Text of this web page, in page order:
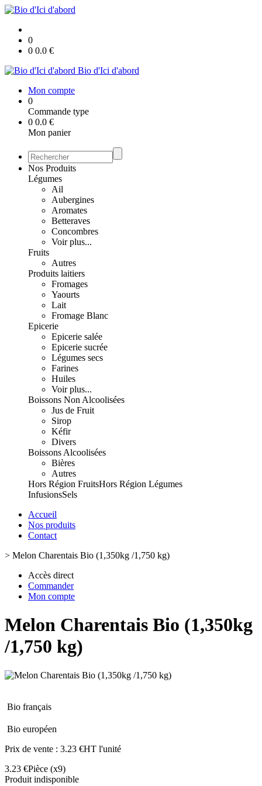
0
0 0.0 €
Bio d'Ici d'abord
Mon compte
0
Commande type
0 0.0 €
Mon panier
Nos Produits
Légumes
Ail
Aubergines
Aromates
Betteraves
Concombres
Voir plus...
Fruits
Autres
Produits laitiers
Fromages
Yaourts
Lait
Fromage Blanc
Epicerie
Epicerie salée
Epicerie sucrée
Légumes secs
Farines
Huiles
Voir plus...
Boissons Non Alcoolisées
Jus de Fruit
Sirop
Kéfir
Divers
Boissons Alcoolisées
Bières
Autres
Hors Région FruitsHors Région Légumes
InfusionsSels
Accueil
Nos produits
Contact
> Melon Charentais Bio (1,350kg /1,750 kg)
Accès direct
Commander
Mon compte
Melon Charentais Bio (1,350kg
/1,750 kg)
Bio français
Bio européen
Prix de vente : 3.23 €HT l'unité
3.23 €Pièce (x9)
Produit indisponible